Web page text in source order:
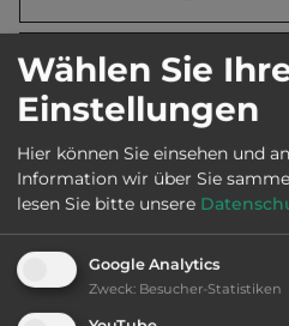
Ausstattung:
AB-Abfahrt max. 10
Lage: schön
Wählen Sie
Einstellungen
Hier können Sie einsehen und
Information wir über Sie
lesen Sie bitte unsere
Google Analytics
Zweck: Besucher-Statistiken